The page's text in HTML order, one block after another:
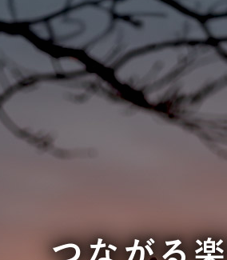
トップ